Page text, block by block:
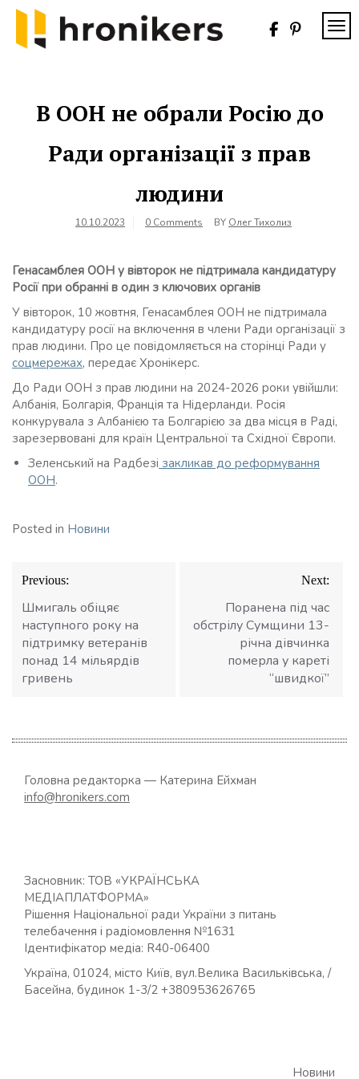
Skip
content
В ООН не обрали Росію до
Ради організації з прав
людини
10.10.2023 0 Comments BY Олег Тихолиз
Генасамблея ООН у вівторок не підтримала кандидатуру
Росії при обранні в один з ключових органів
У вівторок, 10 жовтня, Генасамблея ООН не підтримала
кандидатуру росії на включення в члени Ради організації з
прав людини. Про це повідомляється на сторінці Ради у
соцмережах, передає Хронікерс.
До Ради ООН з прав людини на 2024-2026 роки увійшли:
Албанія, Болгарія, Франція та Нідерланди. Росія
конкурувала з Албанією та Болгарією за два місця в Раді,
зарезервовані для країн Центральної та Східної Європи.
Зеленський на Радбезі закликав до реформування
ООН.
Posted in Новини
Навігація
записів
Previous:
Шмигаль обіцяє
наступного року на
підтримку ветеранів
понад 14 мільярдів
гривень
Next:
Поранена під час
обстрілу Сумщини 13-
річна дівчинка
померла у кареті
“швидкої”
Головна редакторка — Катерина Ейхман
info@hronikers.com
Засновник: ТОВ «УКРАЇНСЬКА
МЕДІАПЛАТФОРМА»
Рішення Національної ради України з питань
телебачення і радіомовлення №1631
Ідентифікатор медіа: R40-06400
Україна, 01024, місто Київ, вул.Велика Васильківська, /
Басейна, будинок 1-3/2 +380953626765
Новини